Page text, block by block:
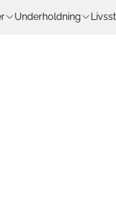
Underholdning